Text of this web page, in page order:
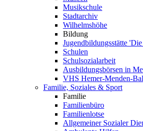
Musikschule
Stadtarchiv
Wilhelmshöhe
Bildung
Jugendbildungsstätte
Schulen
Schulsozialarbeit
Ausbildungsbörsen in
VHS Hemer-Menden-
Familie, Soziales & Sport
Familie
Familienbüro
Familienlotse
Allgemeiner Sozialer